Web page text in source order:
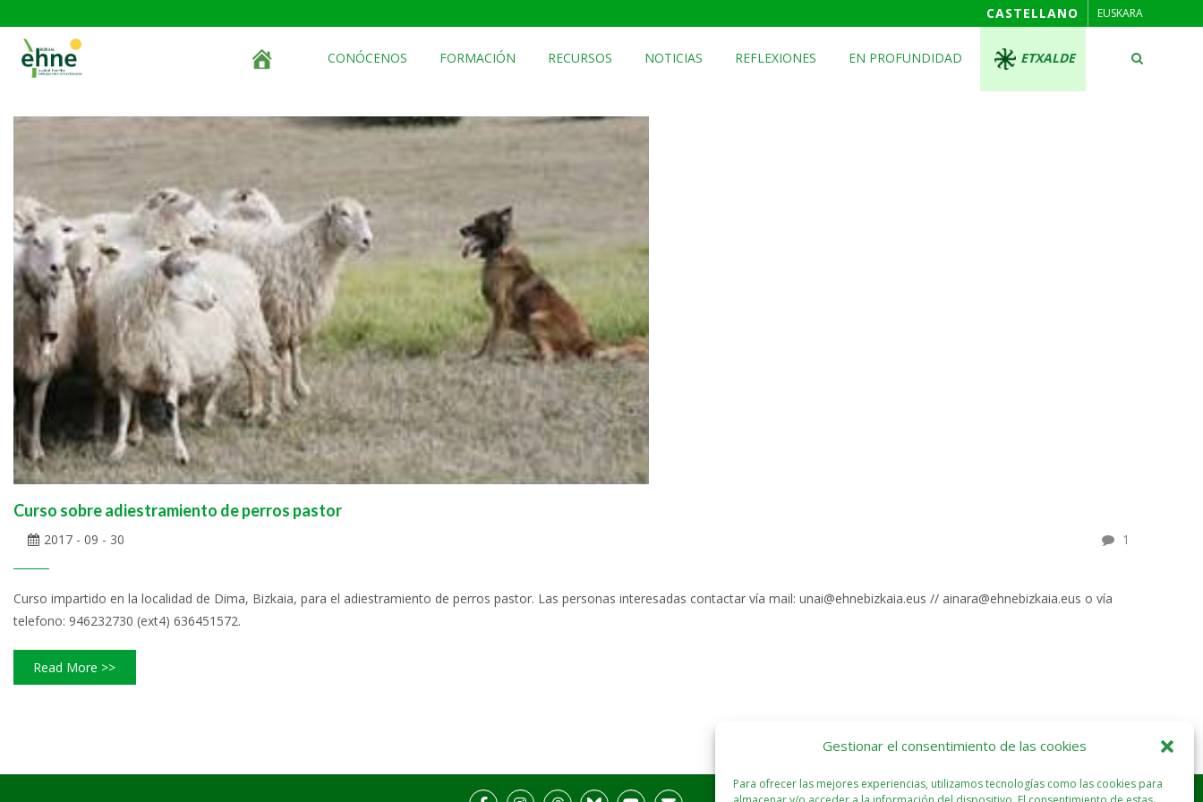
Gestionar el consentimiento de las cookies
Para ofrecer las mejores experiencias, utilizamos tecnologías como las cookies para
CASTELLANO EUSKARA
CONÓCENOS FORMACIÓN RECURSOS NOTICIAS REFLEXIONES EN PROFUNDIDAD ETXALDE
Curso sobre adiestramiento de perros pastor
2017 - 09 - 30 1
Curso impartido en la localidad de Dima, Bizkaia, para el adiestramiento de perros pastor. Las personas interesadas contactar vía mail: unai@ehnebizkaia.eus // ainara@ehnebizkaia.eus o vía
telefono: 946232730 (ext4) 636451572.
Read More >>